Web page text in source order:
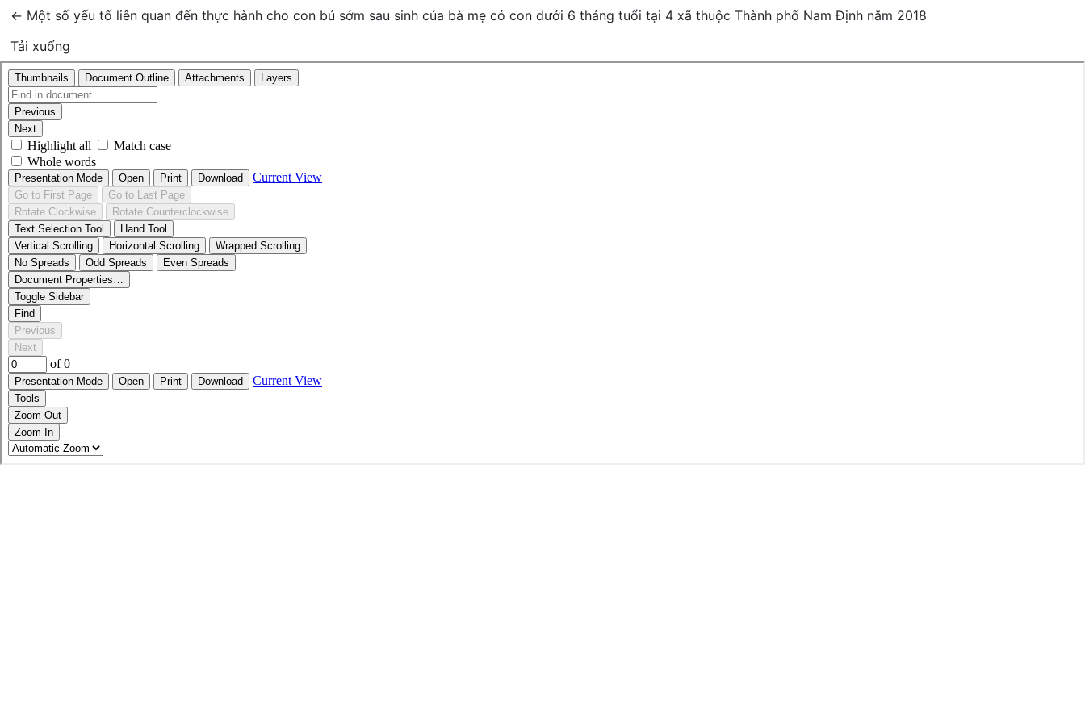
← Quay trở lại chi tiết bài báo
Một số yếu tố liên quan đến thực hành cho con bú sớm sau sinh của bà mẹ có con dưới 6 tháng tuổi tại 4 xã thuộc Thành phố Nam Định năm 2018
Tải xuống